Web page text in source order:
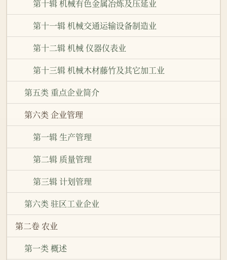
第十辑 机械有色金属冶炼及压延业
第十一辑 机械交通运输设备制造业
第十二辑 机械 仪器仪表业
第十三辑 机械木材藤竹及其它加工业
第五类 重点企业简介
第六类 企业管理
第一辑 生产管理
第二辑 质量管理
第三辑 计划管理
第六类 驻区工业企业
第二卷 农业
第一类 概述